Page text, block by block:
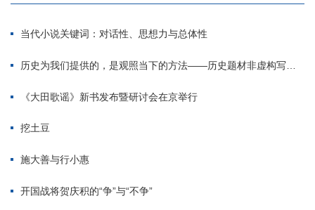
当代小说关键词：对话性、思想力与总体性
历史为我们提供的，是观照当下的方法——历史题材非虚构写作多人谈
《大田歌谣》新书发布暨研讨会在京举行
挖土豆
施大善与行小惠
开国战将贺庆积的“争”与“不争”